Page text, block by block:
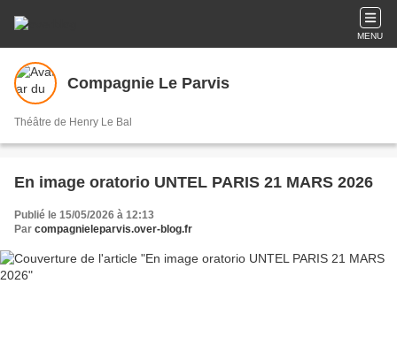
MENU
Compagnie Le Parvis
Théâtre de Henry Le Bal
En image oratorio UNTEL PARIS 21 MARS 2026
Publié le 15/05/2026 à 12:13
Par compagnieleparvis.over-blog.fr